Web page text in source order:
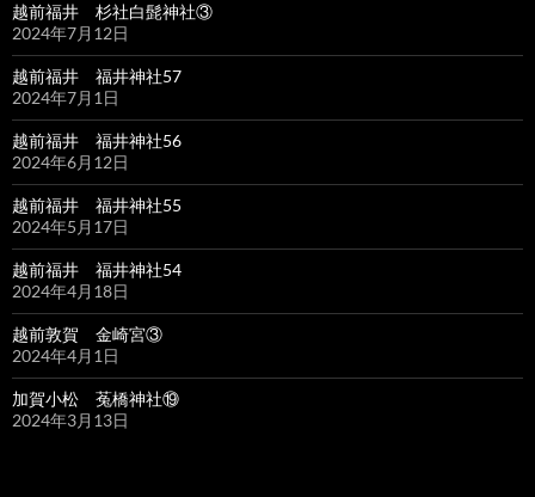
越前福井 杉社白髭神社③
2024年7月12日
越前福井 福井神社57
2024年7月1日
越前福井 福井神社56
2024年6月12日
越前福井 福井神社55
2024年5月17日
越前福井 福井神社54
2024年4月18日
越前敦賀 金崎宮③
2024年4月1日
加賀小松 菟橋神社⑲
2024年3月13日